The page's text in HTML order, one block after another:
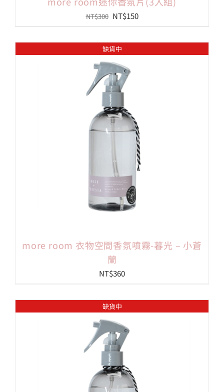
NT$300 原
價
格：
NT$300。
NT$150目
價
缺貨中
more room 衣物空間香氛噴霧-暮光 – 小蒼
蘭
NT$360
缺貨中